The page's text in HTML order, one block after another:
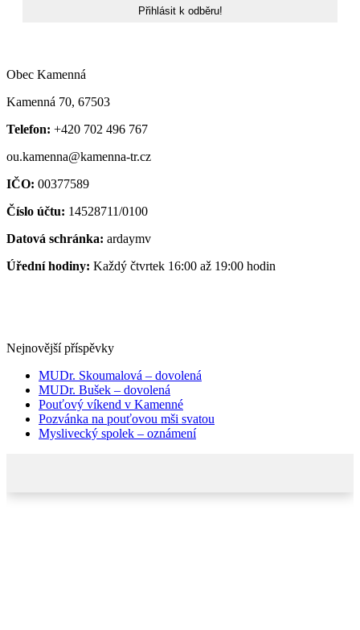
Obec Kamenná
Kamenná 70, 67503
Telefon: +420 702 496 767
ou.kamenna@kamenna-tr.cz
IČO: 00377589
Číslo účtu: 14528711/0100
Datová schránka: ardaymv
Úřední hodiny: Každý čtvrtek 16:00 až 19:00 hodin
Nejnovější příspěvky
MUDr. Skoumalová – dovolená
MUDr. Bušek – dovolená
Pouťový víkend v Kamenné
Pozvánka na pouťovou mši svatou
Myslivecký spolek – oznámení